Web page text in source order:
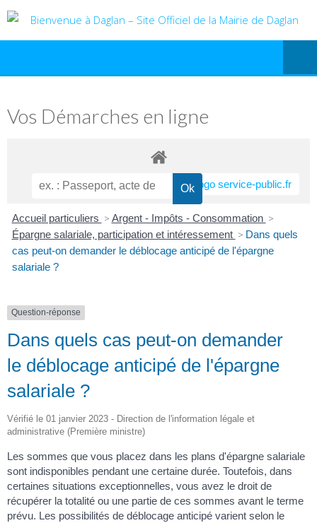
Vos Démarches en ligne
Accueil particuliers > Argent - Impôts - Consommation >
Épargne salariale, participation et intéressement > Dans quels
cas peut-on demander le déblocage anticipé de l'épargne
salariale ?
Question-réponse
Dans quels cas peut-on demander
le déblocage anticipé de l'épargne
salariale ?
Vérifié le 01 janvier 2023 - Direction de l'information légale et
administrative (Première ministre)
Les sommes que vous placez dans les plans d'épargne salariale
sont indisponibles pendant une certaine durée. Toutefois, dans
certaines situations exceptionnelles, vous avez le droit de
récupérer la totalité ou une partie de ces sommes avant le terme
prévu. Les possibilités de déblocage anticipé varient selon le